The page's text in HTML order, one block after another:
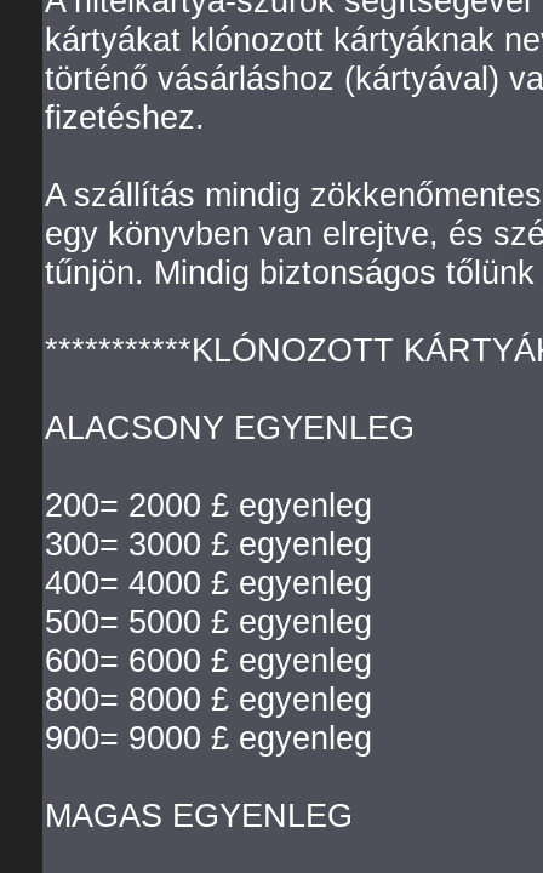
kártyákat klónozott kártyáknak
történő vásárláshoz (kártyával)
fizetéshez.
A szállítás mindig
egy könyvben van elrejtve, és
tűnjön. Mindig biztonságos
***********KLÓNOZOTT
ALACSONY EGYENLEG
200= 2000 £ egyenleg
300= 3000 £ egyenleg
400= 4000 £ egyenleg
500= 5000 £ egyenleg
600= 6000 £ egyenleg
800= 8000 £ egyenleg
900= 9000 £ egyenleg
MAGAS EGYENLEG